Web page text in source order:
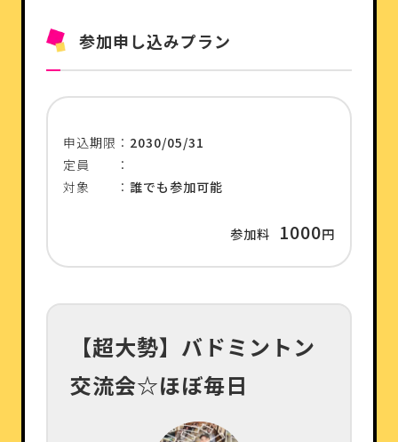
参加申し込みプラン
申込期限： 2030/05/31
定員 ：
対象 ： 誰でも参加可能
参加料 1000円
【超大勢】バドミントン
交流会☆ほぼ毎日